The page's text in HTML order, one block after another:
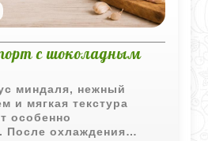
с шоколадным
миндаля, нежный
и мягкая текстура
особенно
После охлаждения